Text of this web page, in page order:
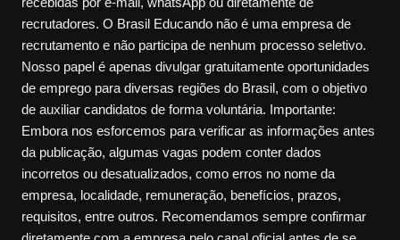
recrutadores. O Brasil Educando não é uma empresa de
recrutamento e não participa de nenhum processo seletivo.
Nosso papel é apenas divulgar gratuitamente oportunidades
de emprego para diversas regiões do Brasil, com o objetivo
de auxiliar candidatos de forma voluntária. Importante:
Embora nos esforcemos para verificar as informações antes
da publicação, algumas vagas podem conter dados
incorretos ou desatualizados, como erros no nome da
empresa, localidade, remuneração, benefícios, prazos,
requisitos, entre outros. Recomendamos sempre confirmar